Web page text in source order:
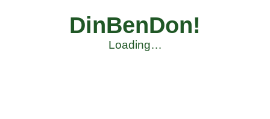
DinBenDon!
Loading…